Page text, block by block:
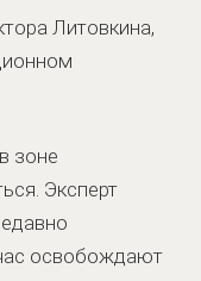
Литовкина,
зоне
Эксперт
освобождают